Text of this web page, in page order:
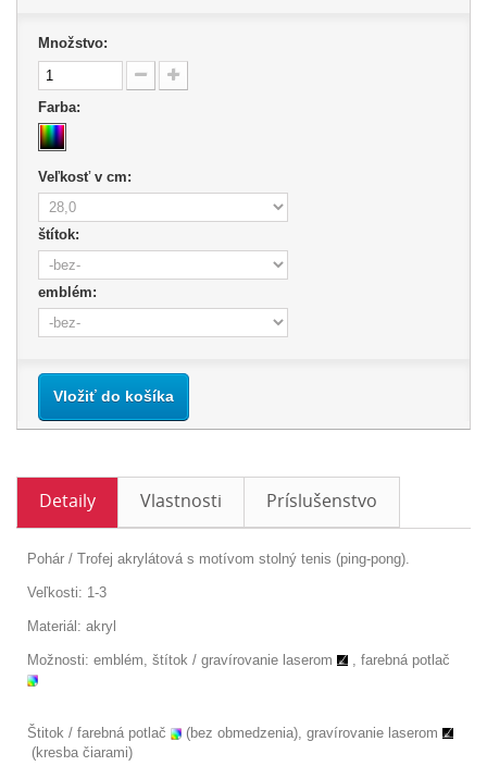
Množstvo:
Farba:
Veľkosť v cm:
štítok:
emblém:
Vložiť do košíka
Detaily Vlastnosti Príslušenstvo
Pohár / Trofej akrylátová s motívom stolný tenis (ping-pong).
Veľkosti: 1-3
Materiál: akryl
Možnosti: emblém, štítok / gravírovanie laserom , farebná potlač
Štitok / farebná potlač
(bez obmedzenia), gravírovanie laserom
(kresba čiarami)